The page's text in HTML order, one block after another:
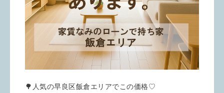
🌳人気の早良区飯倉エリアでこの価格♡